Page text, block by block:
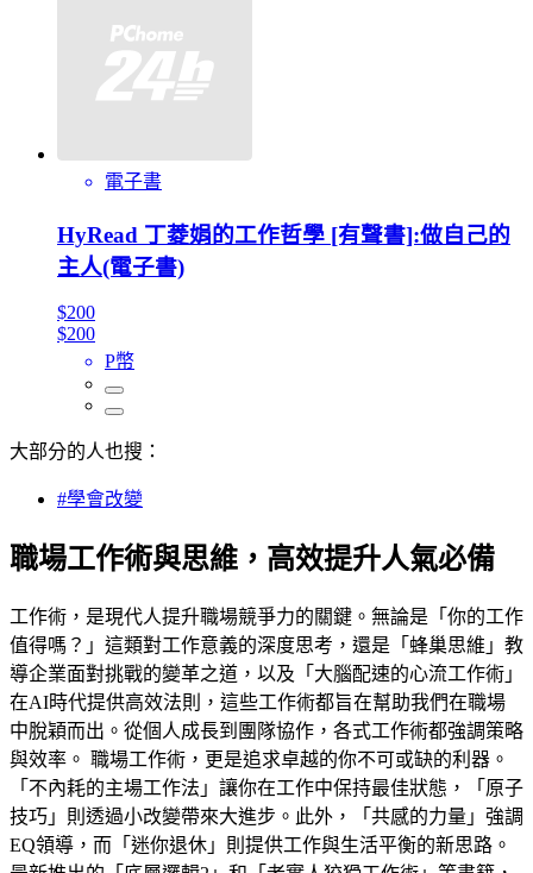
電子書
HyRead 丁菱娟的工作哲學 [有聲書]:做自己的
主人(電子書)
$200
$200
P幣
大部分的人也搜：
#學會改變
職場工作術與思維，高效提升人氣必備
工作術，是現代人提升職場競爭力的關鍵。無論是「你的工作
值得嗎？」這類對工作意義的深度思考，還是「蜂巢思維」教
導企業面對挑戰的變革之道，以及「大腦配速的心流工作術」
在AI時代提供高效法則，這些工作術都旨在幫助我們在職場
中脫穎而出。從個人成長到團隊協作，各式工作術都強調策略
與效率。 職場工作術，更是追求卓越的你不可或缺的利器。
「不內耗的主場工作法」讓你在工作中保持最佳狀態，「原子
技巧」則透過小改變帶來大進步。此外，「共感的力量」強調
EQ領導，而「迷你退休」則提供工作與生活平衡的新思路。